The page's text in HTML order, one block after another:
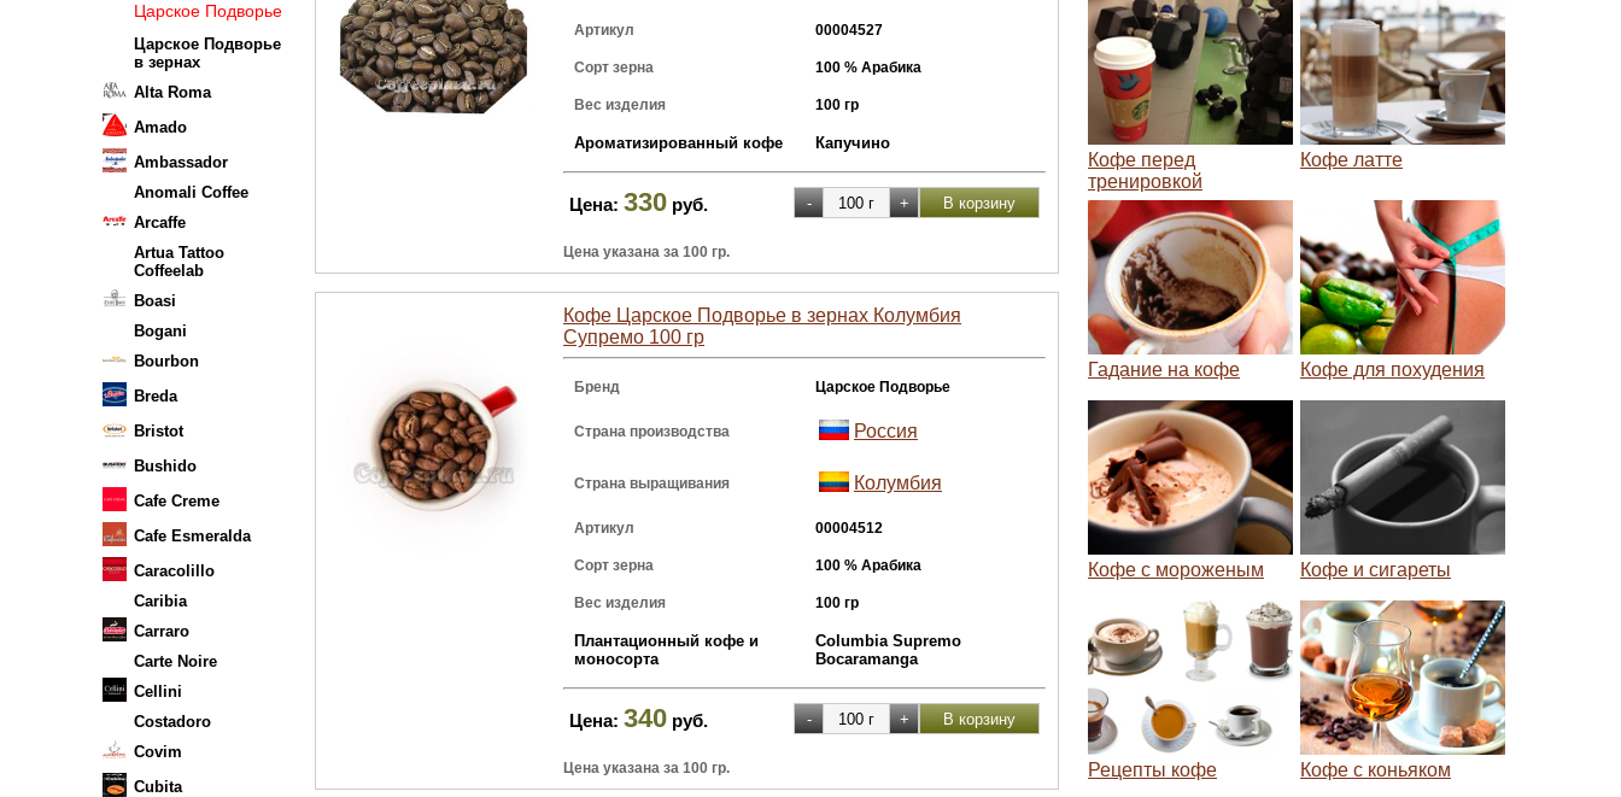
Царское Подворье
Царское Подворье
в зернах
Alta Roma
Amado
Ambassador
Anomali Coffee
Arcaffe
Artua Tattoo
Coffeelab
Boasi
Bogani
Bourbon
Breda
Bristot
Bushido
Cafe Creme
Cafe Esmeralda
Caracolillo
Caribia
Carraro
Carte Noire
Cellini
Costadoro
Covim
Cubita
Артикул 00004527
Сорт зерна 100 % Арабика
Вес изделия 100 гр
Ароматизированный кофе Капучино
Цена: 330 руб.
Цена указана за 100 гр.
Кофе Царское Подворье в зернах Колумбия
Супремо 100 гр
Бренд Царское Подворье
Страна производства Россия
Страна выращивания Колумбия
Артикул 00004512
Сорт зерна 100 % Арабика
Вес изделия 100 гр
Плантационный кофе и
моносорта
Columbia Supremo
Bocaramanga
Цена: 340 руб.
Цена указана за 100 гр.
Кофе перед
тренировкой
Кофе латте
Гадание на кофе Кофе для похудения
Кофе с мороженым Кофе и сигареты
Рецепты кофе Кофе с коньяком